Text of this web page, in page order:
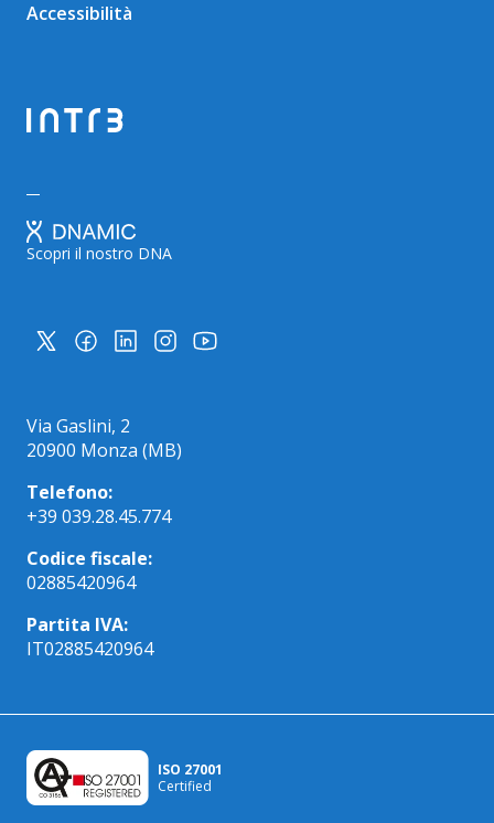
Accessibilità
Scopri il nostro DNA
Via Gaslini, 2
20900 Monza (MB)
Telefono:
+39 039.28.45.774
Codice fiscale:
02885420964
Partita IVA:
IT02885420964
ISO 27001
Certified